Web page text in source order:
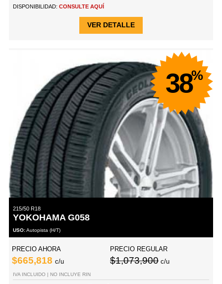
DISPONIBILIDAD: CONSULTE AQUÍ
VER DETALLE
38%
215/50 R18
YOKOHAMA G058
USO:Autopista (H/T)
PRECIO AHORA
$665,818 c/u
PRECIO REGULAR
$1,073,900 c/u
IVA INCLUIDO | NO INCLUYE RIN